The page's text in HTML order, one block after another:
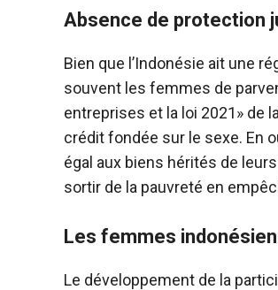
Absence de protection
Bien que l’Indonésie ait une
souvent les femmes de
entreprises et la loi 2021» de
crédit fondée sur le sexe. En
égal aux biens hérités de
sortir de la pauvreté en
Les femmes
Le développement de la